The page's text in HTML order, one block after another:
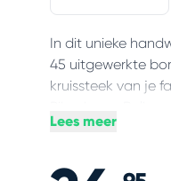
In dit unieke
45 uitgewerkte
kruissteek van je
Meowth. De
van het borduren
Lees meer